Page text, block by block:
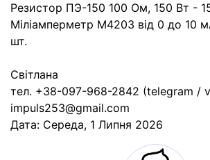
Резистор ПЭ-150 100 Ом, 150 Вт -
Міліамперметр М4203 від 0 до 10
шт.
Світлана
тел. +38-097-968-2842 (telegram /
impuls253@gmail.com
Дата: Середа, 1 Липня 2026